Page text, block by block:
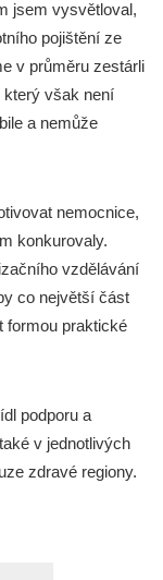
jsem vysvětloval,
pojištění ze
v průměru zestárli
který však není
a nemůže
nemocnice,
konkurovaly.
vzdělávání
co největší část
formou praktické
podporu a
v jednotlivých
zdravé regiony.